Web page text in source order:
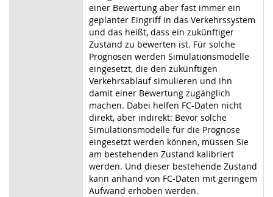
einer Bewertung aber fast immer ein
geplanter Eingriff in das Verkehrssystem
und das heißt, dass ein zukünftiger
Zustand zu bewerten ist. Für solche
Prognosen werden Simulationsmodelle
eingesetzt, die den zukünftigen
Verkehrsablauf simulieren und ihn
damit einer Bewertung zugänglich
machen. Dabei helfen FC-Daten nicht
direkt, aber indirekt: Bevor solche
Simulationsmodelle für die Prognose
eingesetzt werden können, müssen Sie
am bestehenden Zustand kalibriert
werden. Und dieser bestehende Zustand
kann anhand von FC-Daten mit geringem
Aufwand erhoben werden.